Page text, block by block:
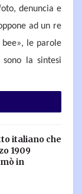
denuncia e
ad un re
le parole
la sintesi
italiano che
1909
in